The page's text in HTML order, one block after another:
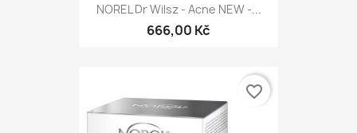
NOREL Dr Wilsz - Acne NEW -...
666,00 Kč
favorite_border